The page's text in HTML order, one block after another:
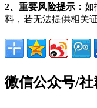
2、重要风险提示： 如
料，若无法提供相关
微信公众号/社